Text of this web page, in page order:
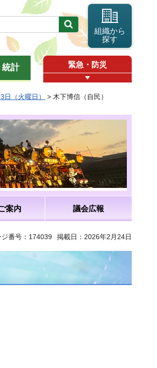
組織から
探す
統計 緊急・防災
日（火曜日） > 木下博信（自民）
案内 議会広報
ジ番号：174039 掲載日：2026年2月24日